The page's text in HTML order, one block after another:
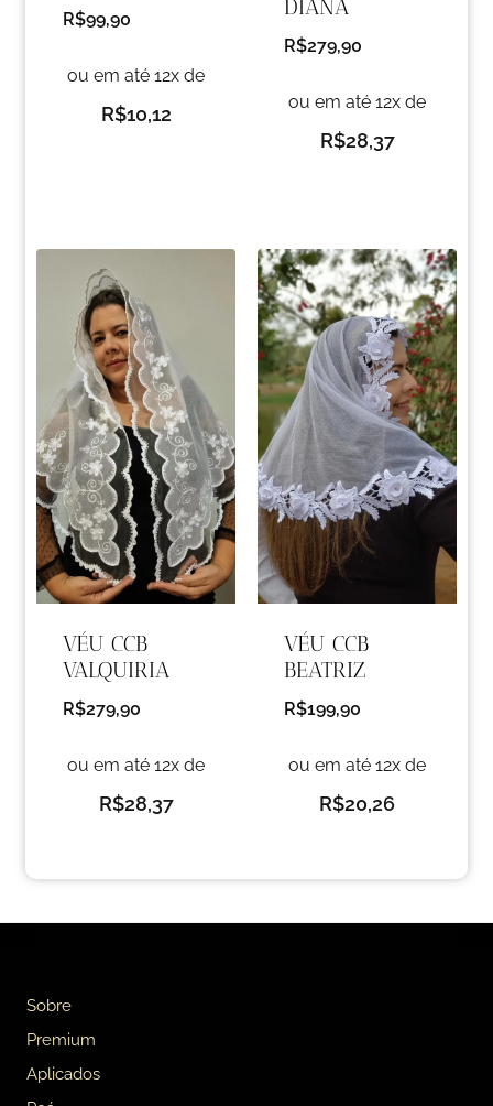
R$99,90
ou em até 12x de
R$10,12
DIANA
R$279,90
ou em até 12x de
R$28,37
VÉU CCB
VALQUIRIA
R$279,90
ou em até 12x de
R$28,37
VÉU CCB
BEATRIZ
R$199,90
ou em até 12x de
R$20,26
Sobre
Premium
Aplicados